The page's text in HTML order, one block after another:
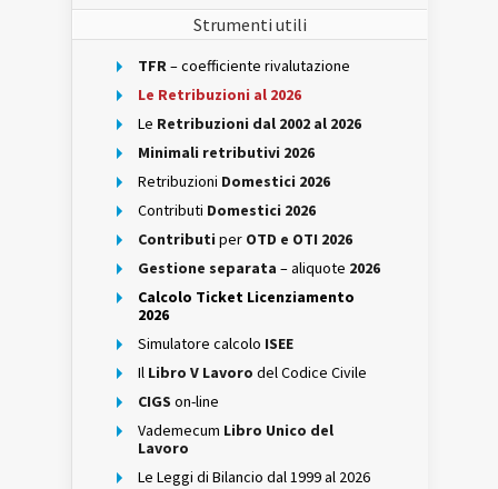
Strumenti utili
TFR– coefficiente rivalutazione
Le Retribuzioni al 2026
Le Retribuzioni dal 2002 al 2026
Minimali retributivi 2026
Retribuzioni Domestici 2026
Contributi Domestici 2026
Contributi per OTD e OTI 2026
Gestione separata – aliquote 2026
Calcolo Ticket Licenziamento
2026
Simulatore calcolo ISEE
Il Libro V Lavoro del Codice Civile
CIGS on-line
Vademecum Libro Unico del
Lavoro
Le Leggi di Bilancio dal 1999 al 2026